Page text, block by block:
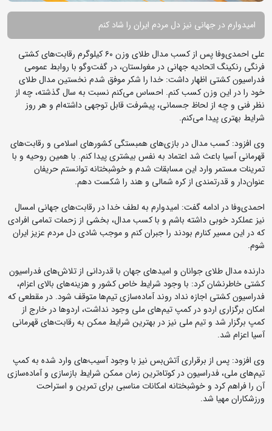
امیدوارم در جهانی نیز دل مردم ایران را شاد کنم
علی احمدی‌وفا پس از کسب مدال طلای وزن ۶۰ کیلوگرم رقابت‌های کشتی
فرنگی رنکینگ اتحادیه جهانی در مغولستان، در گفت‌وگو با روابط عمومی
فدراسیون کشتی اظهار داشت: خدا را شکر موفق شدم نخستین مدال طلای
خود را در این وزن کسب کنم. احساس می‌کنم نسبت به سال گذشته، چه از
نظر فنی و چه از لحاظ جسمانی، پیشرفت قابل توجهی داشته‌ام و هر روز
شرایط بهتری پیدا می‌کنم.
وی افزود: کسب مدال در بازی‌های همبستگی کشورهای اسلامی و رقابت‌های
قهرمانی آسیا باعث شد اعتماد به نفس بیشتری پیدا کنم. با همین روحیه و با
تمرینات مستمر وارد این مسابقات شدم و خوشبختانه توانستم حریفان
عنوان‌دار و قدرتمندی از کره شمالی و هند را شکست دهم.
احمدی‌وفا در ادامه گفت: امیدوارم به لطف خدا در رقابت‌های جهانی امسال
نیز عملکرد خوبی داشته باشم و با کسب مدال، بخشی از زحمات تمامی افرادی
که در این مسیر کنارم بودند را جبران کنم و موجب شادی دل مردم عزیز ایران
شوم.
دارنده مدال طلای جوانان و امیدهای جهان با قدردانی از تلاش‌های فدراسیون
کشتی خاطرنشان کرد: با وجود شرایط خاص کشور و هزینه‌های بالای اعزام،
فدراسیون کشتی اجازه نداد روند آماده‌سازی تیم‌ها متوقف شود. در مقطعی که
امکان برگزاری اردو در کمپ تیم‌های ملی وجود نداشت، اردوها در خارج از
کمپ برگزار شد و تیم ملی نیز در بهترین شرایط ممکن به رقابت‌های قهرمانی
آسیا اعزام شد.
وی افزود: پس از برقراری آتش‌بس نیز با وجود آسیب‌های وارد شده به کمپ
تیم‌های ملی، فدراسیون در کوتاه‌ترین زمان ممکن شرایط بازسازی و آماده‌سازی
آن را فراهم کرد و خوشبختانه امکانات مناسبی برای تمرین و استراحت
ورزشکاران مهیا شد.